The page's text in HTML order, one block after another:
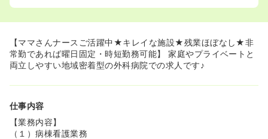
に生かしてルールに縛られずに働くことができる環境で
《綺麗な病院》
◆病院には見えないレンガ造りの可愛い入口です。病室の
天井が木目調になっていたり、病院全体がおしゃれで綺麗
が2020年4月～改装に入る為、とても綺麗な環境で働くこ
【ママさんナースご活躍中★キレイな施設★残業ほぼなし★非
常勤であれば曜日固定・時短勤務可能】 家庭やプライベートと
両立しやすい地域密着型の外科病院での求人です♪
仕事内容
【業務内容】
（１）病棟看護業務